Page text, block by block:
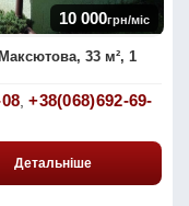
10 000грн/міс
33 м², 1
,+38(068)692-69-
Детальніше